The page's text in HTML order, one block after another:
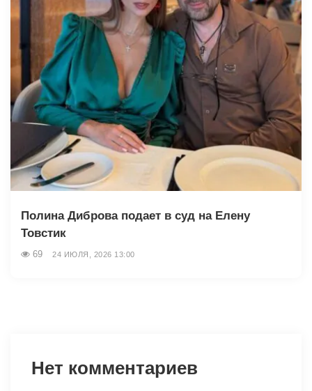
Полина Диброва подает в суд на Елену
Товстик
69 24 ИЮЛЯ, 2026 13:00
Нет комментариев